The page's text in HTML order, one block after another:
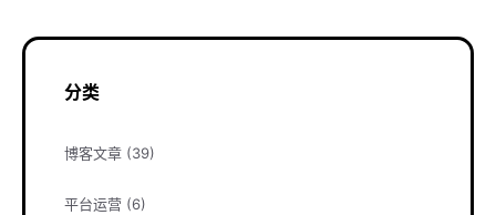
分类
博客文章 (39)
平台运营 (6)